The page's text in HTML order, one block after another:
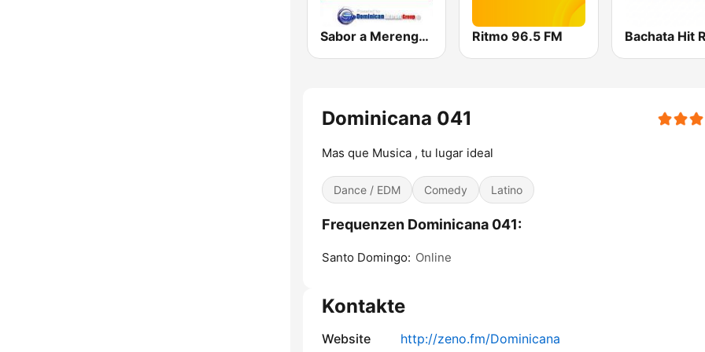
Sabor a Merengue Ritmo 96.5 FM Bachata Hit
Dominicana 041
Mas que Musica , tu lugar ideal
Dance / EDM Comedy Latino
Frequenzen Dominicana 041:
Santo Domingo: Online
Kontakte
Website http://zeno.fm/Dominicana